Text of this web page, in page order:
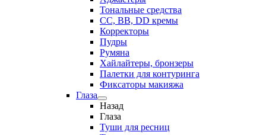
Тональные средства
CC, BB, DD кремы
Корректоры
Пудры
Румяна
Хайлайтеры, бронзеры
Палетки для контуринга
Фиксаторы макияжа
Глаза
Назад
Глаза
Туши для ресниц